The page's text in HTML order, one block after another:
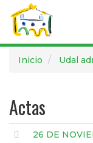
Inicio Udal
Actas
26 DE